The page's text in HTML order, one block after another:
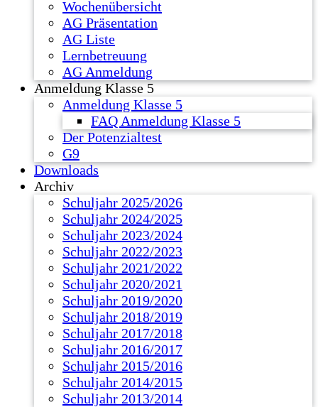
Wochenübersicht
AG Präsentation
AG Liste
Lernbetreuung
AG Anmeldung
Anmeldung Klasse 5
Anmeldung Klasse 5
FAQ Anmeldung Klasse 5
Der Potenzialtest
G9
Downloads
Archiv
Schuljahr 2025/2026
Schuljahr 2024/2025
Schuljahr 2023/2024
Schuljahr 2022/2023
Schuljahr 2021/2022
Schuljahr 2020/2021
Schuljahr 2019/2020
Schuljahr 2018/2019
Schuljahr 2017/2018
Schuljahr 2016/2017
Schuljahr 2015/2016
Schuljahr 2014/2015
Schuljahr 2013/2014